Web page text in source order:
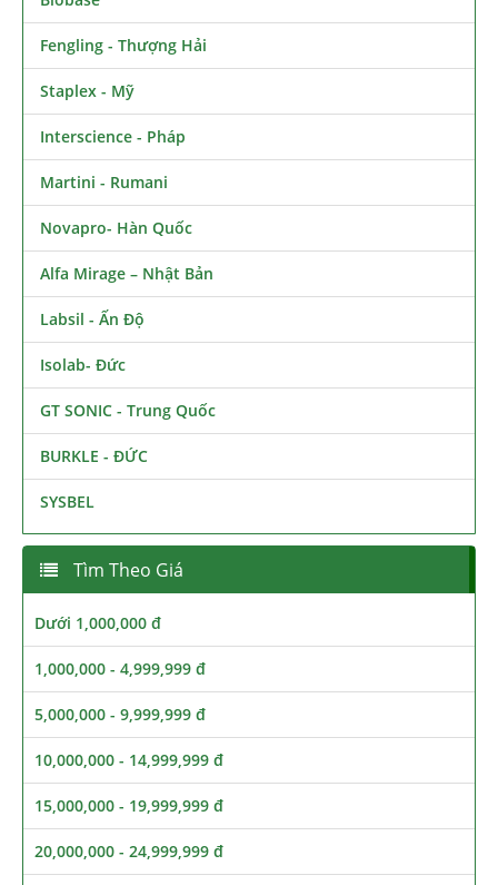
Fengling - Thượng Hải
Staplex - Mỹ
Interscience - Pháp
Martini - Rumani
Novapro- Hàn Quốc
Alfa Mirage – Nhật Bản
Labsil - Ấn Độ
Isolab- Đức
GT SONIC - Trung Quốc
BURKLE - ĐỨC
SYSBEL
Tìm Theo Giá
Dưới 1,000,000 đ
1,000,000 - 4,999,999 đ
5,000,000 - 9,999,999 đ
10,000,000 - 14,999,999 đ
15,000,000 - 19,999,999 đ
20,000,000 - 24,999,999 đ